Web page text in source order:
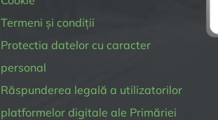
Termeni și condiții
Protectia datelor cu caracter
personal
Răspunderea legală a utilizatorilor
platformelor digitale ale Primăriei